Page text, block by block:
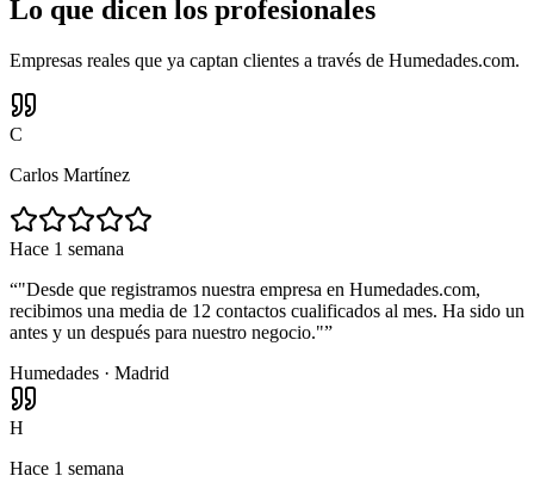
Lo que dicen los profesionales
Empresas reales que ya captan clientes a través de Humedades.com.
C
Carlos Martínez
Hace 1 semana
“"Desde que registramos nuestra empresa en Humedades.com,
recibimos una media de 12 contactos cualificados al mes. Ha sido un
antes y un después para nuestro negocio."”
Humedades · Madrid
H
Hace 1 semana